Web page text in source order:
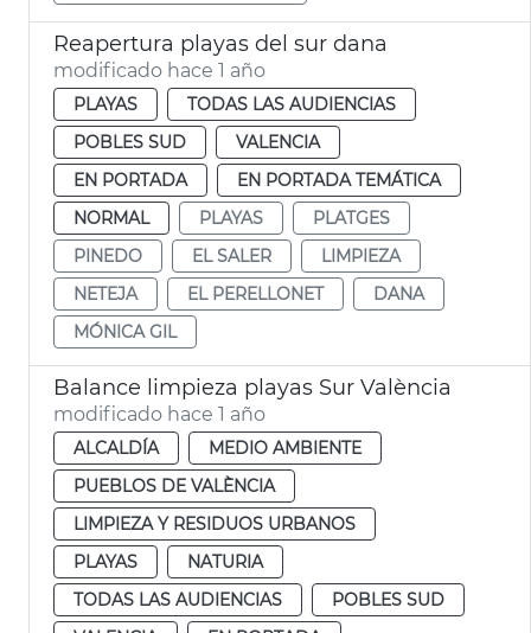
Reapertura playas del sur dana
modificado hace 1 año
PLAYAS
TODAS LAS AUDIENCIAS
POBLES SUD
VALENCIA
EN PORTADA
EN PORTADA TEMÁTICA
NORMAL
PLAYAS
PLATGES
PINEDO
EL SALER
LIMPIEZA
NETEJA
EL PERELLONET
DANA
MÓNICA GIL
Balance limpieza playas Sur València
modificado hace 1 año
ALCALDÍA
MEDIO AMBIENTE
PUEBLOS DE VALÈNCIA
LIMPIEZA Y RESIDUOS URBANOS
PLAYAS
NATURIA
TODAS LAS AUDIENCIAS
POBLES SUD